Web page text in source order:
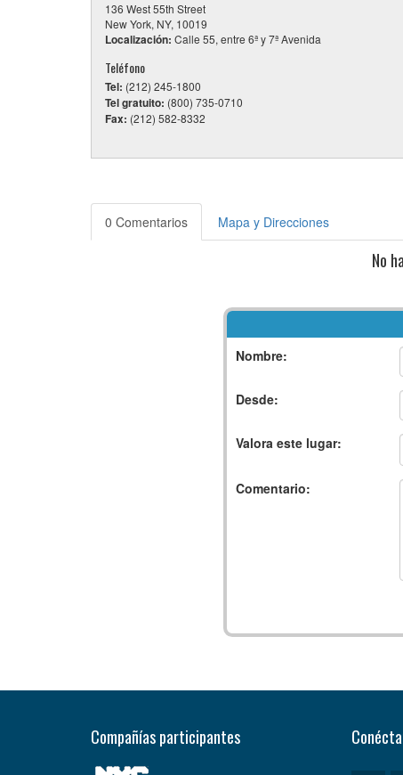
136 West 55th Street
New York, NY, 10019
Localización: Calle 55, entre 6ª y 7ª Avenida
Teléfono
Tel: (212) 245-1800
Tel gratuito: (800) 735-0710
Fax: (212) 582-8332
0 Comentarios Mapa y Direcciones
No
Nombre:
Desde:
Valora este lugar:
Comentario:
Compañías participantes